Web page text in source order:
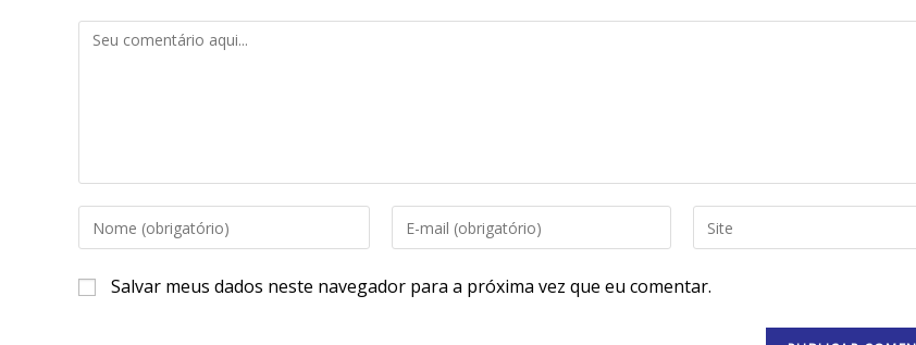
Salvar meus dados neste navegador para a próxima vez que eu comentar.